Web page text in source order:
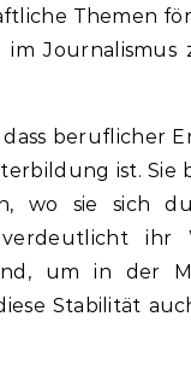
Themen
beruflicher
ist. Sie
wo sie sich
ihr
um in der
Stabilität